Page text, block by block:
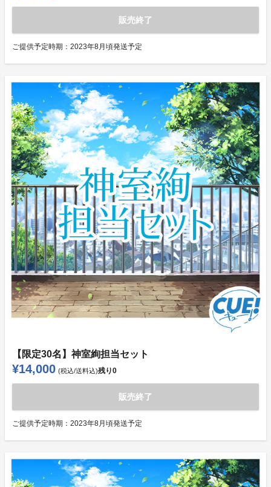
販売終了
ご提供予定時期： 2023年8月頃発送予定
【限定30名】神室絢担当セット
¥14,000 (税込/送料込)残り0
販売終了
ご提供予定時期： 2023年8月頃発送予定